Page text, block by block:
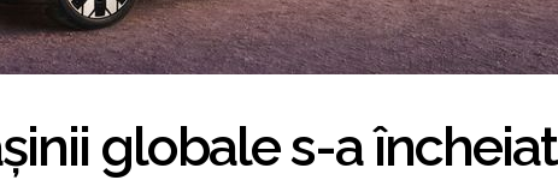
globale s-a încheiat